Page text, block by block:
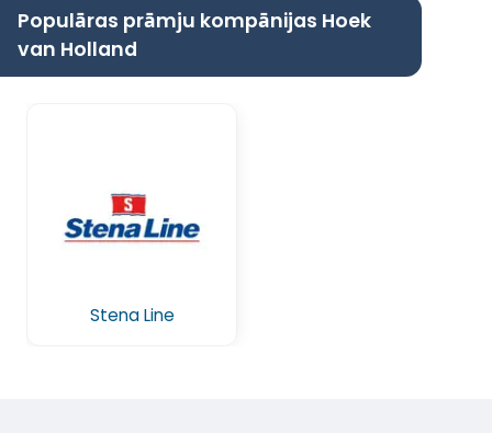
Populāras prāmju kompānijas Hoek
van Holland
Stena Line